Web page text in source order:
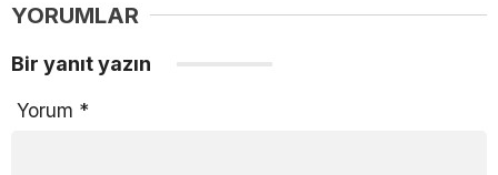
YORUMLAR
Bir yanıt yazın
Yorum *